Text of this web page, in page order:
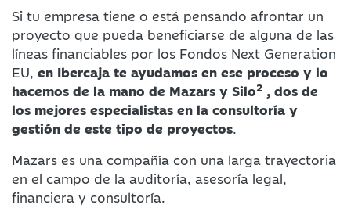
Si tu empresa tiene o está pensando afrontar un
proyecto que pueda beneficiarse de alguna de las
líneas financiables por los Fondos Next Generation
EU, en Ibercaja te ayudamos en ese proceso y lo
hacemos de la mano de Mazars y Silo2 , dos de
los mejores especialistas en la consultoría y
gestión de este tipo de proyectos.
Mazars es una compañía con una larga trayectoria
en el campo de la auditoría, asesoría legal,
financiera y consultoría.